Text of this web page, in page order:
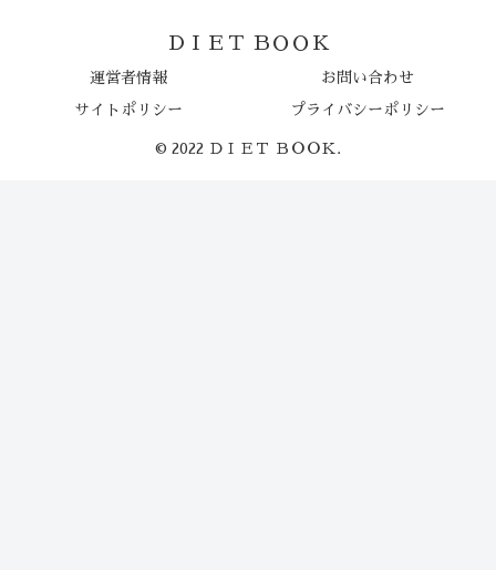
ＤＩＥＴ ＢＯＯＫ
運営者情報 お問い合わせ
サイトポリシー プライバシーポリシー
© 2022 ＤＩＥＴ ＢＯＯＫ.